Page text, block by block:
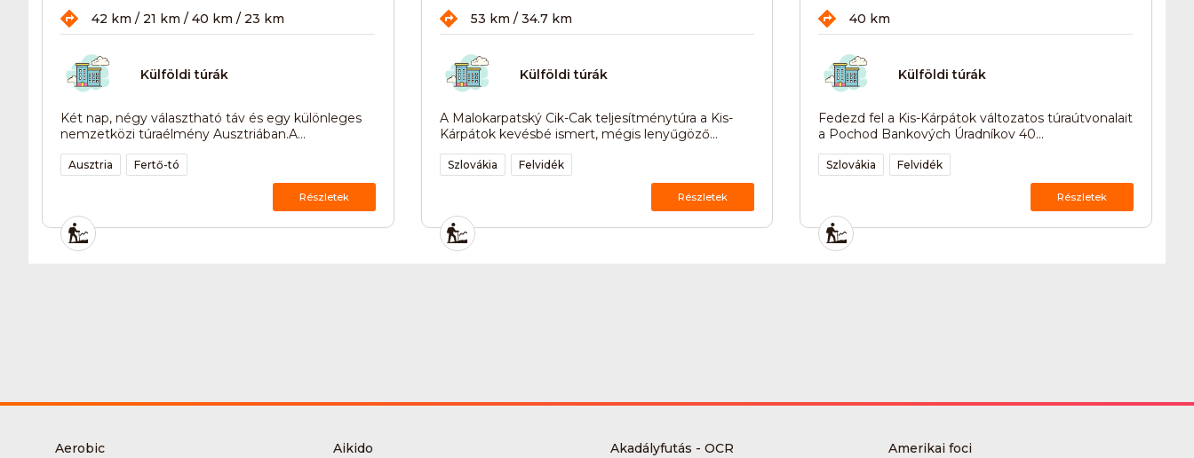
42 km / 21 km / 40 km / 23 km
Külföldi túrák
Két nap, négy választható táv és egy különleges
nemzetközi túraélmény Ausztriában.A...
Ausztria Fertő-tó
Részletek
53 km / 34.7 km
Külföldi túrák
A Malokarpatský Cik-Cak teljesítménytúra a Kis-
Kárpátok kevésbé ismert, mégis lenyűgöző...
Szlovákia Felvidék
Részletek
40 km
Külföldi túrák
Fedezd fel a Kis-Kárpátok változatos túraútvonalait
a Pochod Bankových Úradníkov 40...
Szlovákia Felvidék
Részletek
Aerobic Aikido Akadályfutás - OCR
Amerikai foci